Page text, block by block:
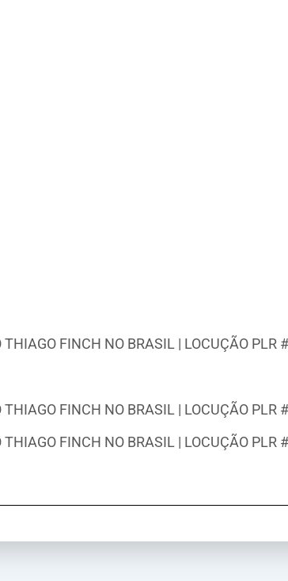
THIAGO FINCH NO BRASIL | LOCUÇÃO PLR
THIAGO FINCH NO BRASIL | LOCUÇÃO PLR
THIAGO FINCH NO BRASIL | LOCUÇÃO PLR